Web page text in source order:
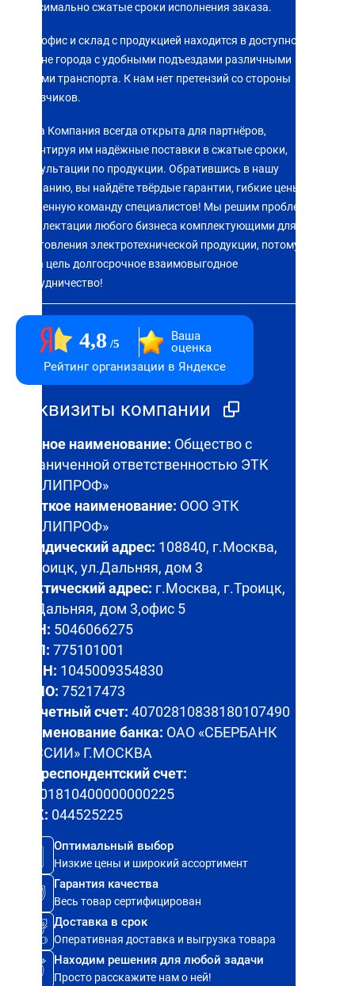
Максимально сжатые сроки исполнения заказа.
Наш офис и склад с продукцией находится в доступном
районе города с удобными подъездами различными
видами транспорта. К нам нет претензий со стороны
заказчиков.
Наша Компания всегда открыта для партнёров,
гарантируя им надёжные поставки в сжатые сроки,
консультации по продукции. Обратившись в нашу
компанию, вы найдёте твёрдые гарантии, гибкие цены,
слаженную команду специалистов! Мы решим проблему
комплектации любого бизнеса комплектующими для
изготовления электротехнической продукции, потому что
наша цель долгосрочное взаимовыгодное
сотрудничество!
4,8 5
Ваша
оценка
Рейтинг организации в Яндексе
Реквизиты компании
Полное наименование: Общество с
ограниченной ответственностью ЭТК
«ПОЛИПРОФ»
Краткое наименование: ООО ЭТК
«ПОЛИПРОФ»
Юридический адрес: 108840, г.Москва,
г.Троицк, ул.Дальняя, дом 3
Фактический адрес: г.Москва, г.Троицк,
ул.Дальняя, дом 3,офис 5
ИНН: 5046066275
КПП: 775101001
ОГРН: 1045009354830
ОКПО: 75217473
Расчетный счет: 40702810838180107490
Наименование банка: ОАО «СБЕРБАНК
РОССИИ» Г.МОСКВА
Корреспондентский счет:
30101810400000000225
БИК: 044525225
Оптимальный выбор
Низкие цены и широкий ассортимент
Гарантия качества
Весь товар сертифицирован
Доставка в срок
Оперативная доставка и выгрузка товара
Находим решения для любой задачи
Просто расскажите нам о ней!